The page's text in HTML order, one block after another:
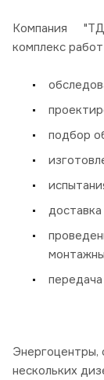
Компания
комплекс
подбор
нескольких